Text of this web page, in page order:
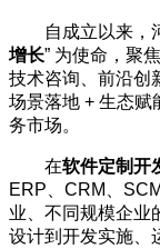
自成立以来，
增长” 为使命，聚
技术咨询、前沿创
场景落地 + 生态赋
务市场。
在软件定制开
ERP、CRM、
业、不同规模企业
设计到开发实施、